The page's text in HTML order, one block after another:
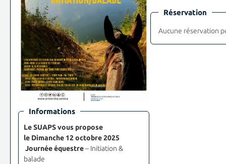
Informations
Le SUAPS vous propose
le Dimanche 12 octobre 2025
Journée équestre– Initiation &
balade
Réservation
Aucune réservation